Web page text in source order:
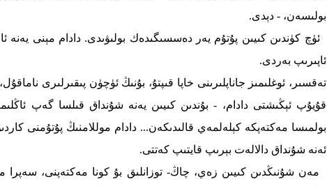
بولىسەن، - دېدى.
ئۈچ كۈندىن كىيىن پۇتۇم يەر دەسسىگىدەك بولىۋىدى. دادام مېنى يەنە
ئاپىرىپ بەردى.
تەقسىر، ئوغلىمىز جاناپلىرىنى خاپا قىپتۇ، بۇنىڭ ئۈچۈن پىقىرلىرى
قۇيۇپ ئېڭىشتى دادام، - بۇندىن كىيىن يەنە شۇنداق قىلسا گەپ
بولمىسا مەكتەپكە كېلەلمەي قالىدىكەن... دادام موللامنىڭ پۇتۇمنى
ئەنە شۇنداق دالالەت بېرىپ قايتىپ كەتتى.
مەن شۇنىڭدىن كىيىن زەي، چاڭ- توزانلىق بۇ كونا مەكتەپنى، سەپرا